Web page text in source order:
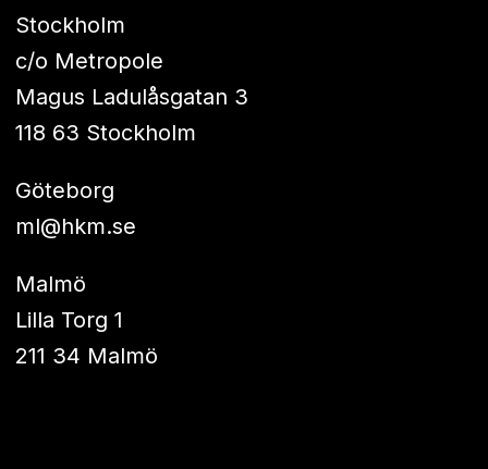
Stockholm
c/o Metropole
Magus Ladulåsgatan 3
118 63 Stockholm
Göteborg
ml@hkm.se
Malmö
Lilla Torg 1
211 34 Malmö